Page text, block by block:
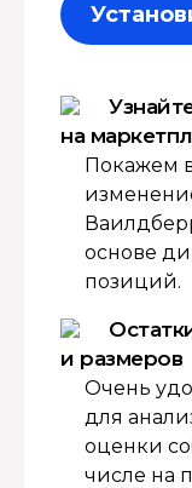
на
Покажем
основе
позиций.
и размеров
Очень
для
оценки
числе на